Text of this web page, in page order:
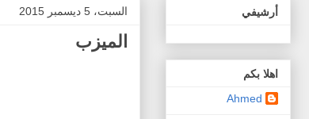
السبت، 5 ديسمبر 2015
الميزب
أرشيفي
اهلا بكم
Ahmed